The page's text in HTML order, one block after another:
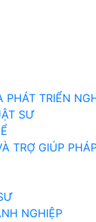
PHÁT TRIỂN
SƯ
TRỢ GIÚP
NGHIỆP